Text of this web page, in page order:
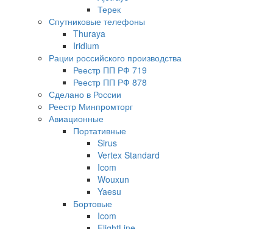
Терек
Спутниковые телефоны
Thuraya
Iridium
Рации российского производства
Реестр ПП РФ 719
Реестр ПП РФ 878
Сделано в России
Реестр Минпромторг
Авиационные
Портативные
Sirus
Vertex Standard
Icom
Wouxun
Yaesu
Бортовые
Icom